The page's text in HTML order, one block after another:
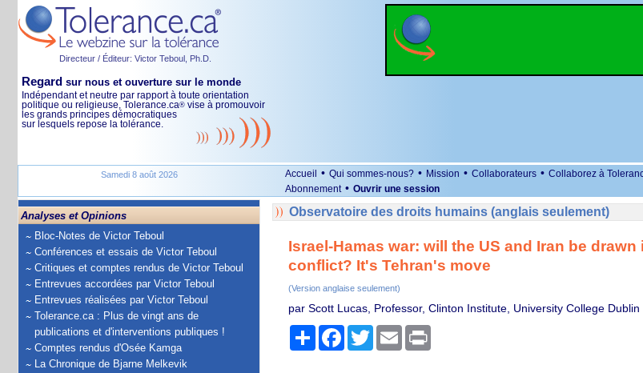
Directeur / Éditeur: Victor Teboul, Ph.D.
Regard sur nous et ouverture sur le monde
Indépendant et neutre par rapport à toute orientation
politique ou religieuse, Tolerance.ca® vise à promouvoir
les grands principes démocratiques
sur lesquels repose la tolérance.
Samedi 8 août 2026 Accueil • Qui sommes-nous? • Mission • Collaborateurs • Collaborez à
Abonnement • Ouvrir une session
Analyses et Opinions
Bloc-Notes de Victor Teboul
Conférences et essais de Victor Teboul
Critiques et comptes rendus de Victor Teboul
Entrevues accordées par Victor Teboul
Entrevues réalisées par Victor Teboul
Tolerance.ca : Plus de vingt ans de
publications et d'interventions publiques !
Comptes rendus d'Osée Kamga
La Chronique de Bjarne Melkevik
Observatoire des droits humains (anglais seulement)
Israel-Hamas war: will the US and Iran be
conflict? It's Tehran's move
(Version anglaise seulement)
par Scott Lucas, Professor, Clinton Institute, University College Dublin
PartagerFacebook
TwitterEmail Print